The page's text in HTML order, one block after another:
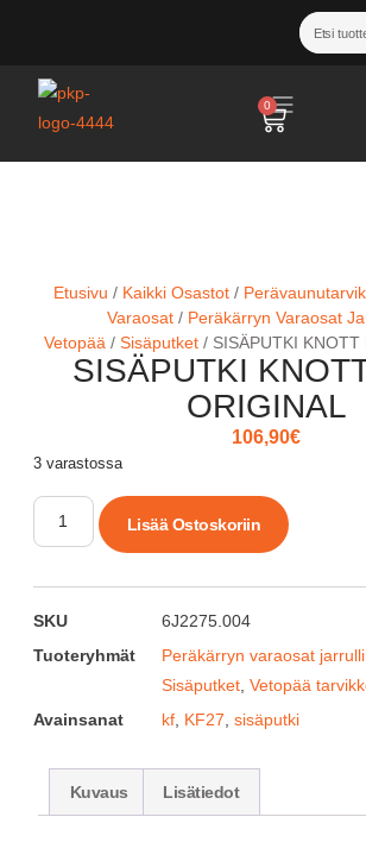
0
Etusivu / Kaikki Osastot /
Varaosat / Peräkärryn Varaosat
Vetopää / Sisäputket/ SISÄPUTKI KNOTT
SISÄPUTKI
ORIGINAL
106,90€
3 varastossa
Lisää Ostoskoriin
SKU
6J2275.004
Tuoteryhmät
Peräkärryn varaosat
Sisäputket Vetopää
Avainsanat
kf KF27 sisäputki
Kuvaus Lisätiedot